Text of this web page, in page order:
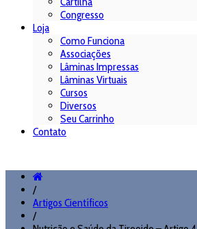
Congresso
Loja
Como Funciona
Associações
Lâminas Impressas
Lâminas Virtuais
Cursos
Diversos
Seu Carrinho
Contato
/
Artigos Científicos
/